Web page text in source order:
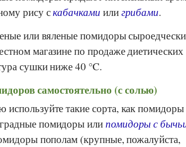
рису скабачками илигрибами.
или вяленые помидоры
магазине по продаже диетических
сушки ниже 40 °C.
самостоятельно (с солью)
такие сорта, как
помидоры илипомидоры с
пополам (крупные, пожалуйста,